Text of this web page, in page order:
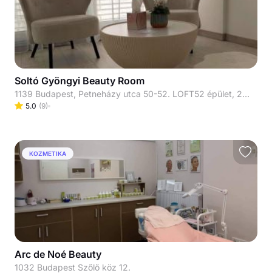
Soltó Gyöngyi Beauty Room
1139 Budapest, Petneházy utca 50-52. LOFT52 épület, 21-es kapucsengő, 2. emelet, 210.
5.0 (9)
KOZMETIKA
Arc de Noé Beauty
1032 Budapest Szőlő köz 12.